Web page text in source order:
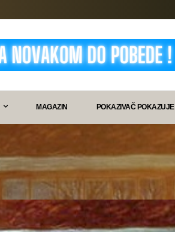
MAGAZIN POKAZIVAČ POKAZUJE